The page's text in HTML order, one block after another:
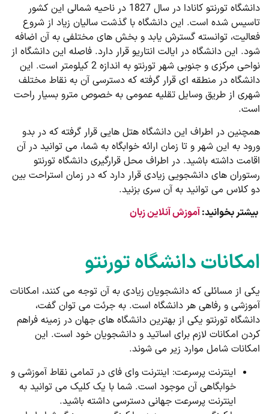
دانشگاه تورنتو کانادا در سال 1827 در ناحیه شمالی این کشور
تاسیس شده است. این دانشگاه با گذشت سالیان زیاد از شروع
فعالیت، توانسته گسترش یابد و بخش های مختلفی به آن اضافه
شود. این دانشگاه در ایالت انتاریو قرار دارد. فاصله این دانشگاه از
نواحی مرکزی و جنوبی شهر تورنتو به اندازه 2 کیلومتر است. این
دانشگاه در منطقه ای قرار گرفته که دسترسی آن به نقاط مختلف
شهری از طریق وسایل تقلیه عمومی به خصوص مترو بسیار راحت
است.
همچنین در اطراف این دانشگاه هتل هایی قرار گرفته که در بدو
ورود به این شهر و تا زمان ارائه خوابگاه به شما، می توانید در آن
اقامت داشته باشید. در اطراف محل قرارگیری دانشگاه تورنتو
رستوران های دانشجویی زیادی قرار دارد که در زمان استراحت بین
دو کلاس می توانید به آن سری بزنید.
بیشتر بخوانید:آموزش آنلاین زبان
امکانات دانشگاه تورنتو
یکی از مسائلی که دانشجویان زیادی به آن توجه می کنند، امکانات
آموزشی و رفاهی هر دانشگاه است. به جرئت می توان گفت،
دانشگاه تورنتو یکی از بهترین دانشگاه های جهان در زمینه فراهم
کردن امکانات لازم برای اساتید و دانشجویان خود است. این
امکانات شامل موارد زیر می شوند.
اینترنت پرسرعت: اینترنت وای فای در تمامی نقاط آموزشی و
خوابگاهی آن موجود است. شما با یک کلیک می توانید به
اینترنت پرسرعت جهانی دسترسی داشته باشید.